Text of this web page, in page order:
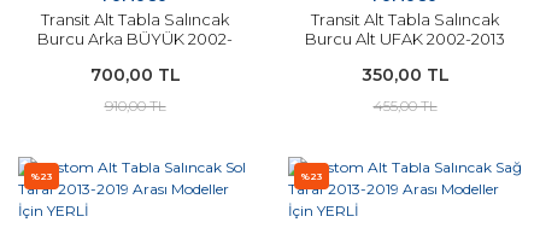
Transit Alt Tabla Salıncak
Burcu Arka BÜYÜK 2002-
FOMOCO
700,00 TL
910,00 TL
Transit Alt Tabla Salıncak
Burcu Alt UFAK 2002-2013
FOMOCO
350,00 TL
455,00 TL
%23 %23